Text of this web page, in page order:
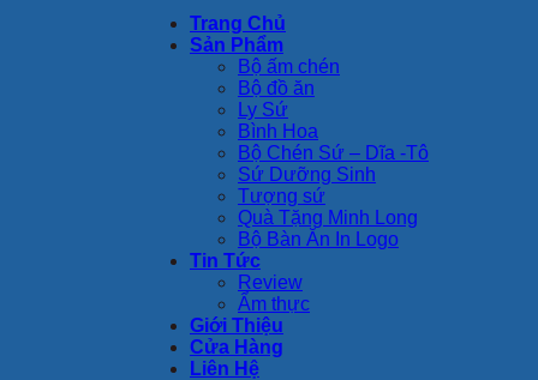
Trang Chủ
Sản Phẩm
Bộ ấm chén
Bộ đồ ăn
Ly Sứ
Bình Hoa
Bộ Chén Sứ – Dĩa -Tô
Sứ Dưỡng Sinh
Tượng sứ
Quà Tặng Minh Long
Bộ Bàn Ăn In Logo
Tin Tức
Review
Ẩm thực
Giới Thiệu
Cửa Hàng
Liên Hệ